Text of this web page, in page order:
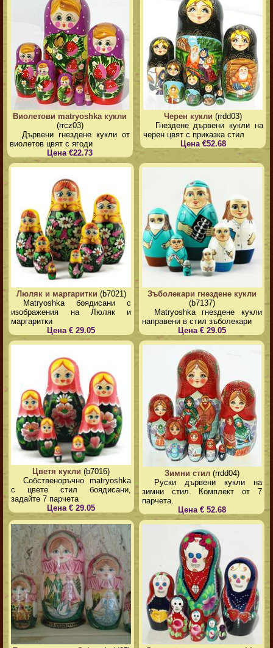
Виолетови matryoshka кукли
(rrcz03)
Дървени гнездене кукли от
виолетов цвят с ягоди
Цена €22.73
Черен кукли (rrdd03)
Гнездене дървени кукли на
черен цвят с приказка стил
Цена €52.68
Люляк и маргаритки (b7021)
Matryoshka боядисани с
изображения на Люляк и
маргаритки
Цена € 29.05
Зъболекари гнездене кукли
(b7137)
Matryoshka гнездене кукли
направени в стил зъболекари
Цена € 29.05
Цветя кукли (b7016)
Собственоръчно matryoshka
с цвете стил боядисани,
задайте 7 парчета
Цена € 29.05
Зимни стил(rrdd04)
Руски дървени кукли на
зимни стил. Комплект от 7
парчета.
Цена € 52.68